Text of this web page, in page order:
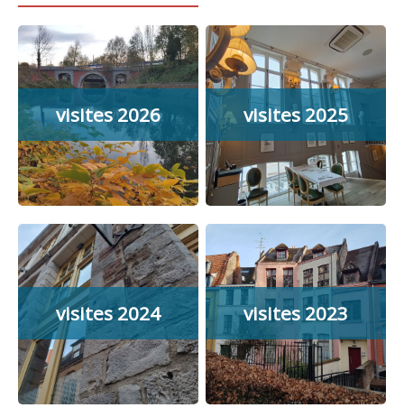
visites 2026 visites 2025
visites 2024 visites 2023